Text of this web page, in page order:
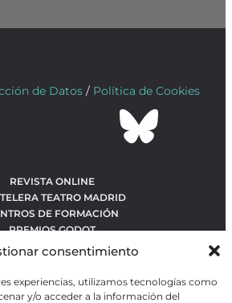
consentimiento
experiencias, utilizamos tecnologías como
y/o acceder a la información del
de Datos / Política de Cookies
REVISTA ONLINE
TEATRO MADRID
DE FORMACIÓN
PREMIOS GODOT
CONTACTO
MÁS VOTADAS